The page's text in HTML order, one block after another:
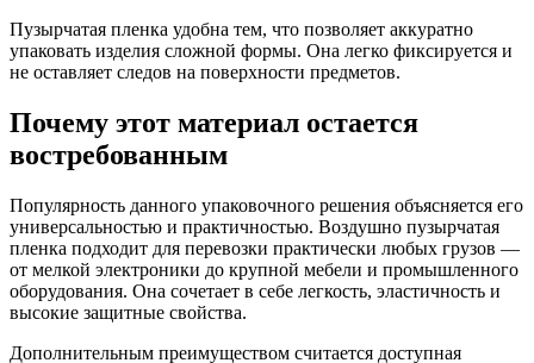
Пузырчатая пленка удобна тем, что позволяет аккуратно
упаковать изделия сложной формы. Она легко фиксируется и
не оставляет следов на поверхности предметов.
Почему этот материал остается
востребованным
Популярность данного упаковочного решения объясняется его
универсальностью и практичностью. Воздушно пузырчатая
пленка подходит для перевозки практически любых грузов —
от мелкой электроники до крупной мебели и промышленного
оборудования. Она сочетает в себе легкость, эластичность и
высокие защитные свойства.
Дополнительным преимуществом считается доступная